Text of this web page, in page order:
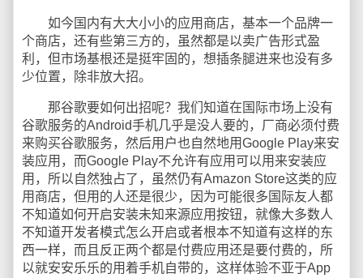
如今国内有大大小小的应用商店，基本一个品牌一
个商店，还有些第三方的，虽然都是以卖广告形式盈
利，但市场基根还是挺牢固的，想插条腿进来也没有多
少位置，除非放大招。
那谷歌要如何出招呢？我们知道在国际市场上没有
谷歌服务的Android手机几乎是没人要的，厂商必须付费
来购买谷歌服务，然后用户也自然地用Google Play来安
装应用，而Google Play不允许有应用可以用来安装应
用，所以自然独占了，虽然仍有Amazon Store这类的应
用商店，但用的人还是很少，因为可能很多国际友人都
不知道如何开启安装未知来源应用按钮，就像大多数人
不知道开发者模式怎么开启或者根本不知道有这样的东
西一样，而且反正两个都是付费应用还是要付费的，所
以就安安乐乐的用着手机自带的，这样体验不亚于App